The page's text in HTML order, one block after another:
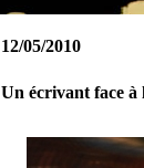
12/05/2010
Un écrivant face